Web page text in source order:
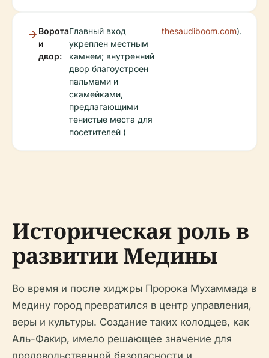
Ворота
и
двор:
Главный вход
укреплен местным
камнем; внутренний
двор благоустроен
пальмами и
скамейками,
предлагающими
тенистые места для
посетителей (
thesaudiboom.com).
Историческая роль в
развитии Медины
Во время и после хиджры Пророка Мухаммада в
Медину город превратился в центр управления,
веры и культуры. Создание таких колодцев, как
Аль-Факир, имело решающее значение для
продовольственной безопасности и